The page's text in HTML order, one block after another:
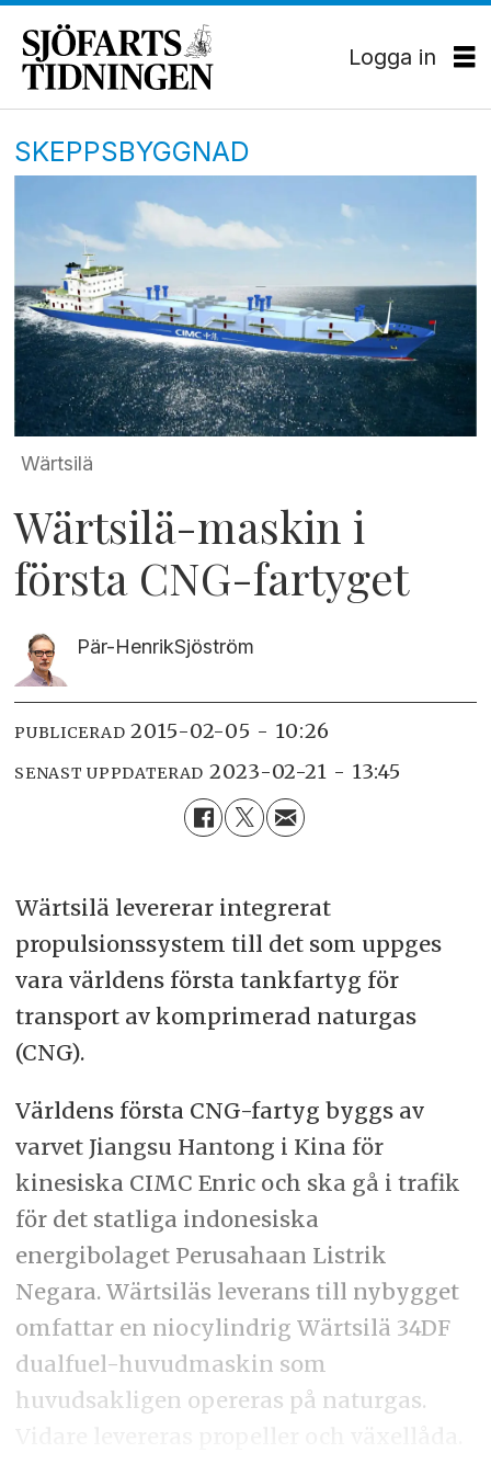
Logga in
SKEPPSBYGGNAD
Wärtsilä
Wärtsilä-maskin i
första CNG-fartyget
Pär-HenrikSjöström
PUBLICERAD 2015-02-05 - 10:26
SENAST UPPDATERAD 2023-02-21 - 13:45
Wärtsilä levererar integrerat
propulsionssystem till det som uppges
vara världens första tankfartyg för
transport av komprimerad naturgas
(CNG).
Världens första CNG-fartyg byggs av
varvet Jiangsu Hantong i Kina för
kinesiska CIMC Enric och ska gå i trafik
för det statliga indonesiska
energibolaget Perusahaan Listrik
Negara. Wärtsiläs leverans till nybygget
omfattar en niocylindrig Wärtsilä 34DF
dualfuel-huvudmaskin som
huvudsakligen opereras på naturgas.